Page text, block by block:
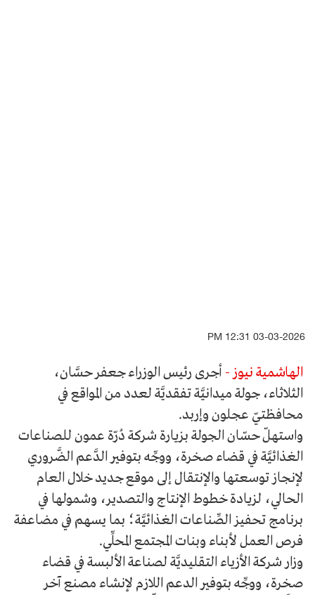
03-03-2026 12:31 PM
الهاشمية نيوز - أجرى رئيس الوزراء جعفر حسَّان،
الثلاثاء، جولة ميدانيَّة تفقديَّة لعدد من المواقع في
محافظتيّ عجلون وإربد.
واستهلّ حسّان الجولة بزيارة شركة دُرّة عمون للصناعات
الغذائيَّة في قضاء صخرة، ووجِّه بتوفير الدَّعم الضَّروري
لإنجاز توسعتها والإنتقال إلى موقع جديد خلال العام
الحالي، لزيادة خطوط الإنتاج والتصدير، وشمولها في
برنامج تحفيز الصِّناعات الغذائيَّة؛ بما يسهم في مضاعفة
فرص العمل لأبناء وبنات المجتمع المحلِّي.
وزار شركة الأزياء التقليديَّة لصناعة الألبسة في قضاء
صخرة، ووجِّه بتوفير الدعم اللازم لإنشاء مصنع آخر